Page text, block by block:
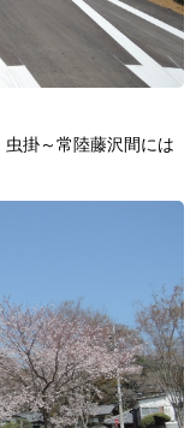
掛～常陸藤沢間には